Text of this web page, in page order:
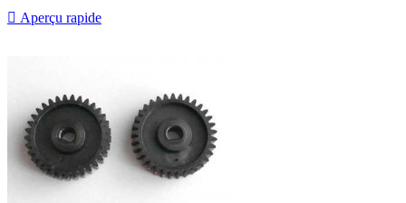
 Aperçu rapide